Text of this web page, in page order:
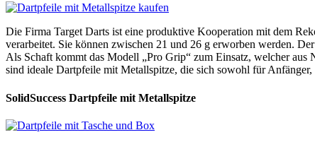
Die Firma Target Darts ist eine produktive Kooperation mit dem
verarbeitet. Sie können zwischen 21 und 26 g erworben werden.
Als Schaft kommt das Modell „Pro Grip“ zum Einsatz, welcher aus
sind ideale Dartpfeile mit Metallspitze, die sich sowohl für Anfänger,
SolidSuccess Dartpfeile mit Metallspitze